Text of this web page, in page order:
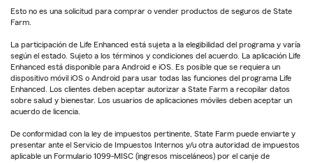
Esto no es una solicitud para comprar o vender productos de seguros de State
Farm.
La participación de Life Enhanced está sujeta a la elegibilidad del programa y varía
según el estado. Sujeto a los términos y condiciones del acuerdo. La aplicación Life
Enhanced está disponible para Android e iOS. Es posible que se requiera un
dispositivo móvil iOS o Android para usar todas las funciones del programa Life
Enhanced. Los clientes deben aceptar autorizar a State Farm a recopilar datos
sobre salud y bienestar. Los usuarios de aplicaciones móviles deben aceptar un
acuerdo de licencia.
De conformidad con la ley de impuestos pertinente, State Farm puede enviarte y
presentar ante el Servicio de Impuestos Internos y/u otra autoridad de impuestos
aplicable un Formulario 1099-MISC (ingresos misceláneos) por el canje de